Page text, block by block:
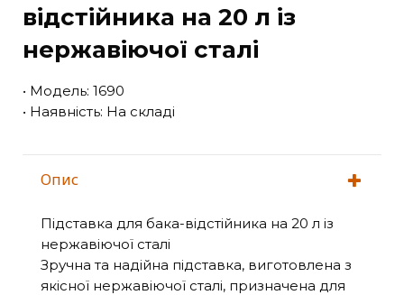
відстійника на 20 л із
нержавіючої сталі
• Модель: 1690
• Наявність: На складі
Опис
Підставка для бака-відстійника на 20 л із
нержавіючої сталі
Зручна та надійна підставка, виготовлена з
якісної нержавіючої сталі, призначена для